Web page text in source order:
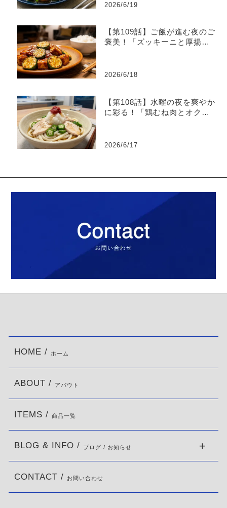
2026/6/19
【第109話】ご飯が進む夜のご
褒美！「ズッキーニと厚揚げ
2026/6/18
【第108話】水曜の夜を爽やか
に彩る！「鶏むね肉とオクラ
2026/6/17
HOME / ホーム
ABOUT / アバウト
ITEMS / 商品一覧
BLOG & INFO / ブログ / お知らせ
CONTACT / お問い合わせ